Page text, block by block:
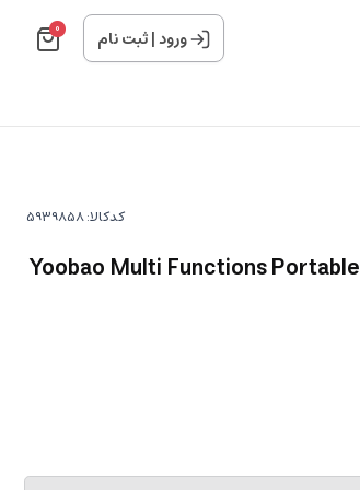
ورود|ثبت نام 0
کدکالا:
پاور بانک و جامپ استارتر قابل حمل یوبائو Yoobao Multi Functions Portable